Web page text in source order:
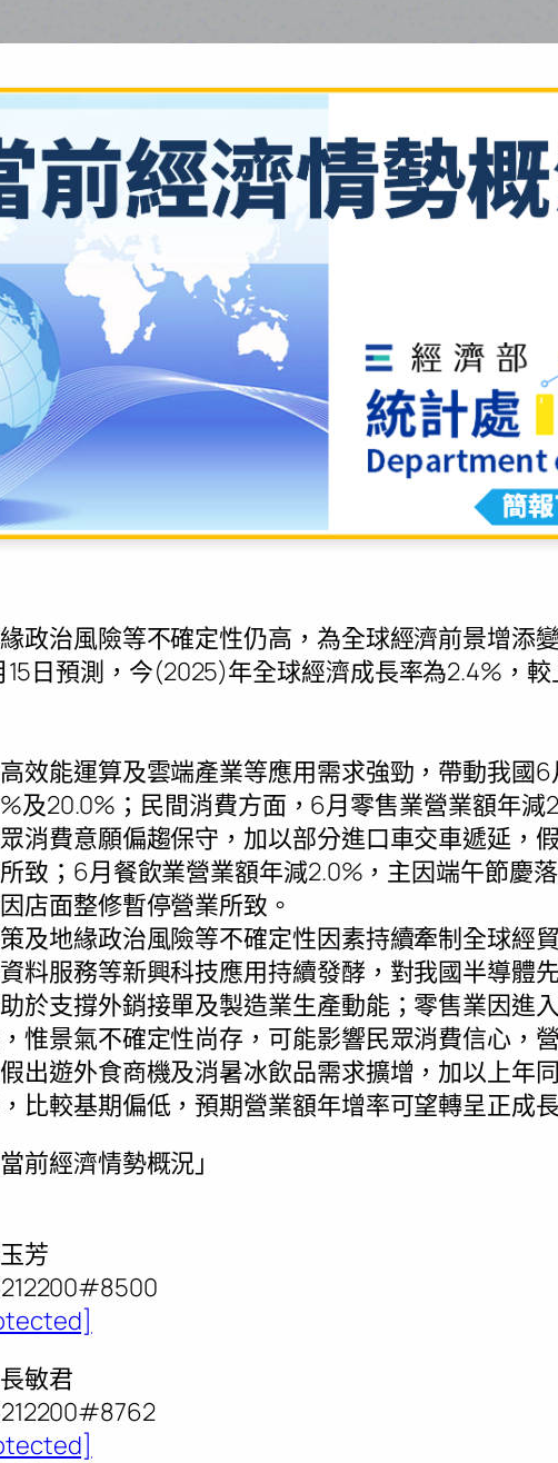
政治風險等不確定性仍高，為全球經濟前景增添
15日預測，今(2025)年全球經濟成長率為2.4%，較
效能運算及雲端產業等應用需求強勁，帶動我國
及20.0%；民間消費方面，6月零售業營業額年減
消費意願偏趨保守，加以部分進口車交車遞延，
致；6月餐飲業營業額年減2.0%，主因端午節慶
店面整修暫停營業所致。
及地緣政治風險等不確定性因素持續牽制全球經
料服務等新興科技應用持續發酵，對我國半導體
於支撐外銷接單及製造業生產動能；零售業因進
惟景氣不確定性尚存，可能影響民眾消費信心，
出遊外食商機及消暑冰飲品需求擴增，加以上年
比較基期偏低，預期營業額年增率可望轉呈正成
前經濟情勢概況」
芳
敏君